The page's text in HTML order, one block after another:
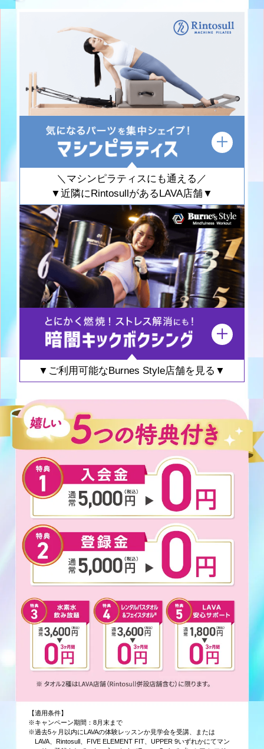
＼マシンピラティスにも通える／
▼近隣にRintosullがあるLAVA店舗▼
▼ご利用可能なBurnes Style店舗を見る▼
【適用条件】
※キャンペーン期間：8月末まで
※過去5ヶ月以内にLAVAの体験レッスンか見学会を受講、または
LAVA、Rintosull、FIVE ELEMENT FIT、UPPER 9いずれかにてマン